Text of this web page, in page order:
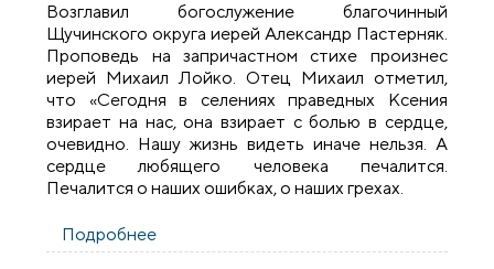
Возглавил богослужение благочинный
Щучинского округа иерей Александр Пастерняк.
Проповедь на запричастном стихе произнес
иерей Михаил Лойко. Отец Михаил отметил,
что «Сегодня в селениях праведных Ксения
взирает на нас, она взирает с болью в сердце,
очевидно. Нашу жизнь видеть иначе нельзя. А
сердце любящего человека печалится.
Печалится о наших ошибках, о наших грехах.
Подробнее
соборное богослужение Щучинского